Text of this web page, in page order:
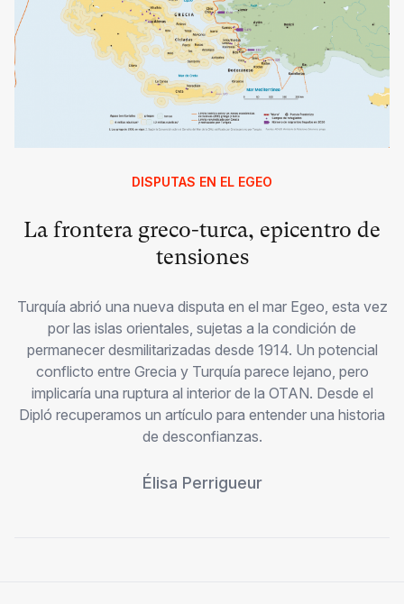
DISPUTAS EN EL EGEO
La frontera greco-turca, epicentro de
tensiones
Turquía abrió una nueva disputa en el mar Egeo, esta vez
por las islas orientales, sujetas a la condición de
permanecer desmilitarizadas desde 1914. Un potencial
conflicto entre Grecia y Turquía parece lejano, pero
implicaría una ruptura al interior de la OTAN. Desde el
Dipló recuperamos un artículo para entender una historia
de desconfianzas.
Élisa Perrigueur